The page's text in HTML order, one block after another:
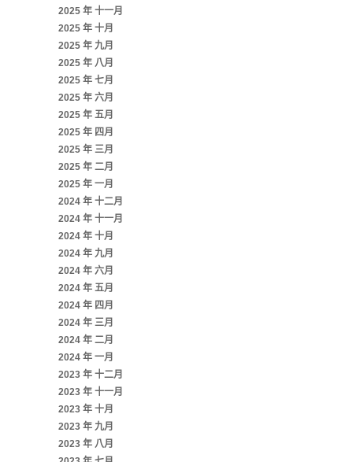
2025 年 十一月
2025 年 十月
2025 年 九月
2025 年 八月
2025 年 七月
2025 年 六月
2025 年 五月
2025 年 四月
2025 年 三月
2025 年 二月
2025 年 一月
2024 年 十二月
2024 年 十一月
2024 年 十月
2024 年 九月
2024 年 六月
2024 年 五月
2024 年 四月
2024 年 三月
2024 年 二月
2024 年 一月
2023 年 十二月
2023 年 十一月
2023 年 十月
2023 年 九月
2023 年 八月